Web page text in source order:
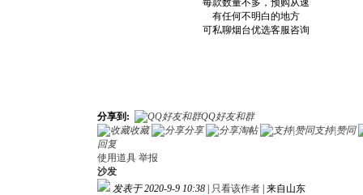
每款数量不多，预购从速
有任何不明白的地方
可私聊烟台优选客服咨询
分享到:
QQ好友和群
收藏
分享 淘帖 支持|赞同
回复
使用道具 举报
沙发
发表于 2020-9-9 10:38
只看该作者 来自山东